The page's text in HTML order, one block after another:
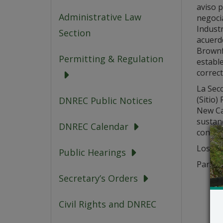
Administrative Law
Section
Permitting & Regulation
DNREC Public Notices
DNREC Calendar
Public Hearings
Secretary’s Orders
Civil Rights and DNREC
aviso
La
(Sitio)
New
Los
Para